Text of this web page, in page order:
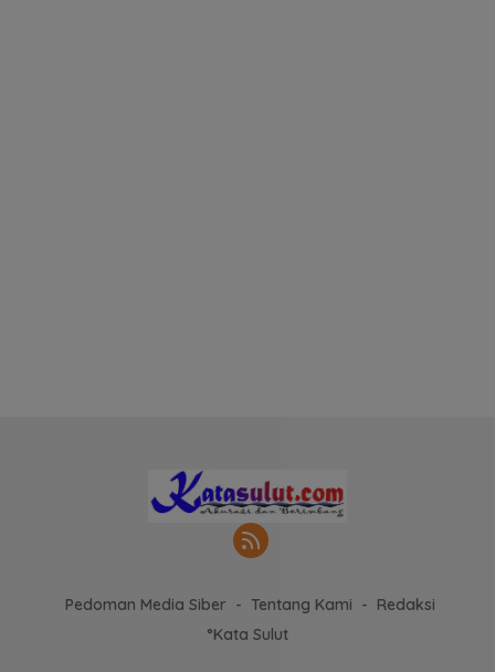
Pedoman Media Siber Tentang Kami
Redaksi
°Kata Sulut